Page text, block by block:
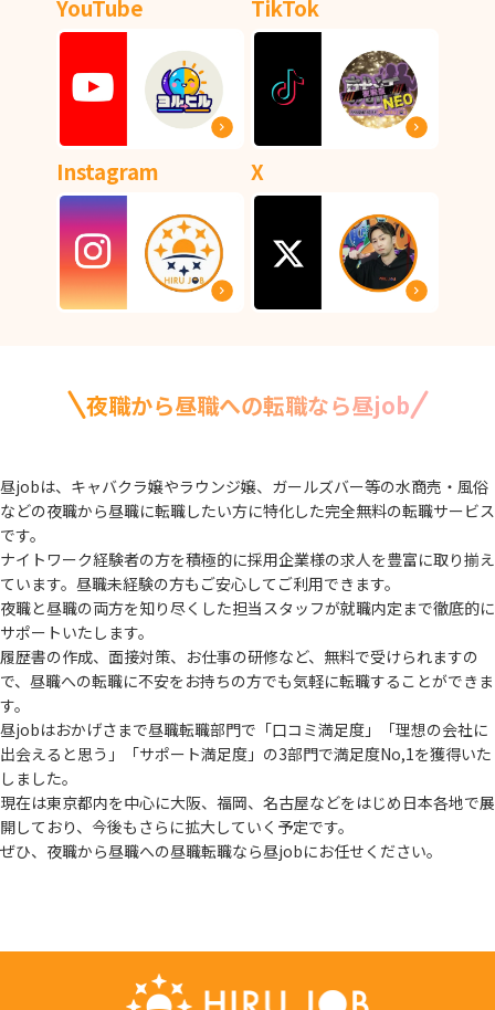
YouTube TikTok
Instagram X
夜職から昼職への転職なら昼job
昼jobは、キャバクラ嬢やラウンジ嬢、ガールズバー等の水商売・風俗
などの夜職から昼職に転職したい方に特化した完全無料の転職サービス
です。
ナイトワーク経験者の方を積極的に採用企業様の求人を豊富に取り揃え
ています。 昼職未経験の方もご安心してご利用できます。
夜職と昼職の両方を知り尽くした担当スタッフが就職内定まで徹底的に
サポートいたします。
履歴書の作成、面接対策、お仕事の研修など、無料で受けられますの
で、 昼職への転職に不安をお持ちの方でも気軽に転職することができま
す。
昼jobはおかげさまで昼職転職部門で「口コミ満足度」「理想の会社に
出会えると思う」
「サポート満足度」の3部門で満足度No,1を獲得いた
しました。
現在は東京都内を中心に大阪、福岡、名古屋などをはじめ日本各地で展
開しており、 今後もさらに拡大していく予定です。
ぜひ、夜職から昼職への昼職転職なら昼jobにお任せください。